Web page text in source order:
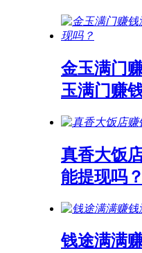
金玉满门
玉满门赚
真香大饭
能提现吗？
钱途满满